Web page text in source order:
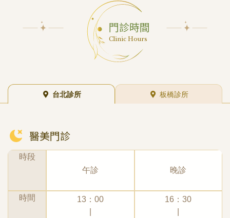
不單荷包失血、術後的醫療糾紛更是擾人～今天要施
作的MINT LIFT秘特拉提線，官方外觀是金色的包
裝盒，我用的是17cm的短線（還有40幾公分的長
線，適合鬆弛更嚴重的朋友）裡頭是兩條滅菌密封的
MINT LIFT秘特拉提線，包裝上清楚的載明批號、
code喔！！！一掃便知真的假的～～MINT LIFT秘
特拉提線是在耳朵附近以及下巴外側，利用內視探針
程，說完全不會痛絕對是騙人的，但醫生會協助施打
局部麻醉，而且過程會一直不斷詢問我的感受，一但
我覺得會太過疼痛，就會幫忙調整麻醉的程度，所以
手術過程總的說來比較像是麻麻酸酸的感覺，有點類
較痛咧:P不過因為手術過程不便拍攝，所以上面這段
前一樣時常緊繃、僵硬了，我個人似乎對於肩膀得到
放鬆，也覺得有比較好入睡！最重要的是要跟你們分
享我一個月後驗收的成果！肩膀兩側的弧度不但變得
更明顯，連肩線都出來了！真的是太開心啦❤️這次在
琢月診所打的肉毒瘦肩針100U效果實在是超級棒各
預約起來！春夏就不用再穿著悶熱的罩衫躲躲藏藏，
一起當個美肩少女吧本文章純屬個人至台北琢月診所
異，建議可以先預約諮詢，做好萬全評估！
壓力，整體裝潢以米白色與木質調為主軸，簡約中帶
有高質感，融合柔和燈光與自然元素，營造出放鬆氛
圍診所的一側設有精緻的展示櫃，陳列著多款專業醫
美項目與認證儀器介紹，例如海芙音波、蝴蝶電波
等，可以看出診所在療程選擇上的多樣與嚴選，也讓
孩長高門診，窗邊灑落的自然光，孩子來的話也不會
這麼緊張，並且有提供餅乾茶點這個小私密的等候空
理儀容另外還有一間VIP室，獨立隱密空間，讓人等
現場給醫師諮詢，大家網路上諮詢完後，一定要來現
場給醫師看過，醫生才能給你詳細建議唷！依照每個
師推薦我韓國的「蜂巢玻尿酸」，並且詳細的解說韓
國｜蜂巢玻尿酸是凝膠式玻尿酸，好推好塑形有大中
門診時間
Clinic Hours
台北診所 板橋診所
醫美門診
時段
時間
午診
13：00
晚診
16：30